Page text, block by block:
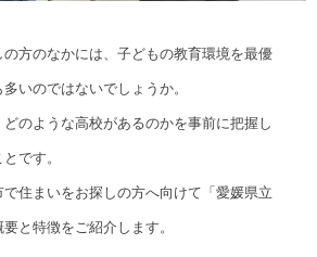
方のなかには、子どもの教育環境を最優
いのではないでしょうか。
のような高校があるのかを事前に把握し
です。
住まいをお探しの方へ向けて「愛媛県立
と特徴をご紹介します。